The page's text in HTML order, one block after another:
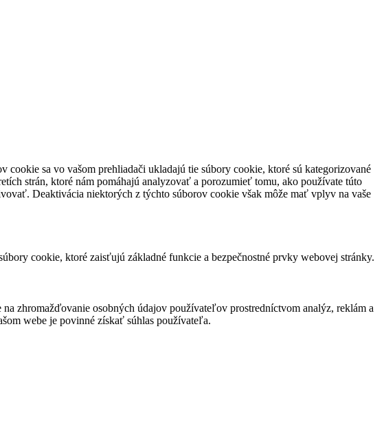
sa vo vašom prehliadači ukladajú tie súbory cookie, ktoré sú kategorizované
strán, ktoré nám pomáhajú analyzovať a porozumieť tomu, ako používate túto
Deaktivácia niektorých z týchto súborov cookie však môže mať vplyv na vaše
cookie, ktoré zaisťujú základné funkcie a bezpečnostné prvky webovej stránky.
zhromažďovanie osobných údajov používateľov prostredníctvom analýz, reklám a
webe je povinné získať súhlas používateľa.